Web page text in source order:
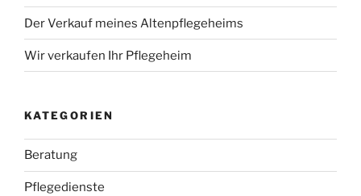
Der Verkauf meines Altenpflegeheims
Wir verkaufen Ihr Pflegeheim
KATEGORIEN
Beratung
Pflegedienste